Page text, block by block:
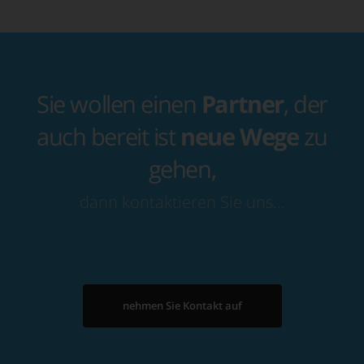
Sie wollen einen Partner, der
auch bereit ist neue Wegezu
gehen,
dann kontaktieren Sie uns…
nehmen Sie Kontakt auf